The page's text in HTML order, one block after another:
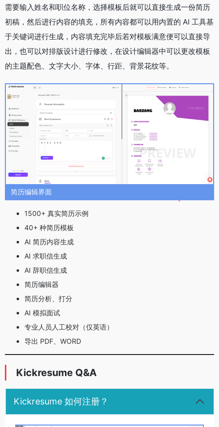
需要输入姓名和职位名称，选择模板后就可以直接生成一份简历
初稿，然后进行内容的填充，所有内容都可以用内置的 AI 工具基
于关键词进行生成，内容填充完毕后若对模板满意便可以直接导
出，也可以对排版设计进行修改，在设计编辑器中可以更改模板
的主题配色、文字大小、字体、行距、背景花纹等。
简历编辑界面
1500+ 真实简历示例
40+ 种简历模板
AI 简历内容生成
AI 求职信生成
AI 辞职信生成
简历编辑器
简历分析、打分
AI 模拟面试
专业人员人工校对（仅英语）
导出 PDF、WORD
Kickresume Q&A
Kickresume 如何注册？